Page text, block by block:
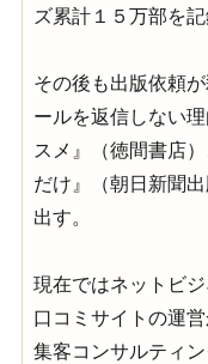
ズ累計１５万部を記
その後も出版依頼
ールを返信しない
スメ』（徳間書店
だけ』（朝日新聞
出す。
現在ではネットビ
口コミサイトの運
集客コンサルティ